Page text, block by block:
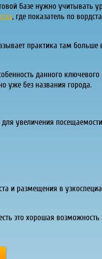
базе нужно учитывать
, где показатель по
практика там больше
данного
уже без названия города.
увеличения
и размещения в
это хорошая